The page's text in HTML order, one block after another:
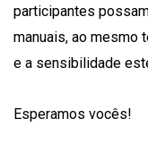
participantes
manuais, ao mesmo
e a sensibilidade
Esperamos vocês!